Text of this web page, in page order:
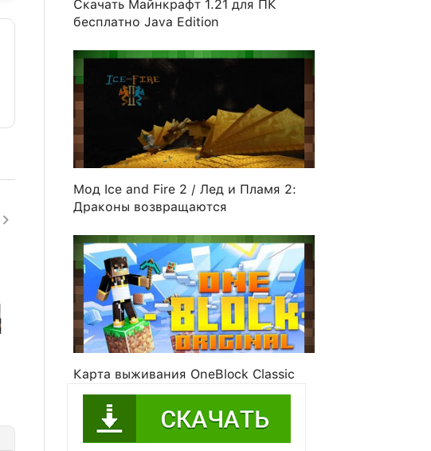
Скачать Майнкрафт 1.21 для ПК
бесплатно Java Edition
Мод Ice and Fire 2 / Лед и Пламя 2:
Драконы возвращаются
Карта выживания OneBlock Classic